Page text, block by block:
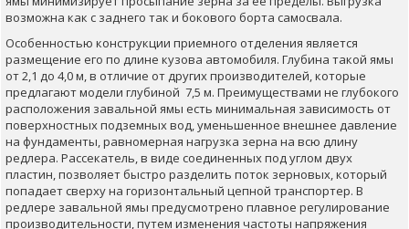
возможна как с заднего так и бокового борта самосвала.
Особенностью конструкции приемного отделения является
размещение его по длине кузова автомобиля. Глубина такой ямы
от2,1 до 4,0 м в отличие от другихпроизводителей которые
предлагаютмодели глубиной 7,5 м. Преимуществами не глубокого
расположения завальной ямы есть минимальная зависимость от
поверхностныхподземныхвод уменьшенное внешнее давление
на фундаменты равномерная нагрузка зерна на всю длину
редлера. Рассекатель, в виде соединенныхпод углом двух
пластин позволяетбыстро разделить поток зерновых который
попадает сверхуна горизонтальный цепной транспортер. В
редлере завальной ямы предусмотрено плавное регулирование
производительности, путем изменения частоты напряжения